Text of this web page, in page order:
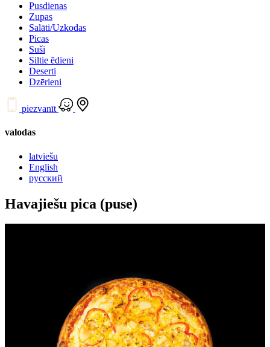
Pusdienas
Zupas
Salāti/Uzkodas
Picas
Suši
Siltie ēdieni
Deserti
Dzērieni
piezvanīt
valodas
latviešu
English
русский
Havajiešu pica (puse)